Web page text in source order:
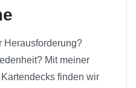
Herausforderung?
Mit meiner
finden wir